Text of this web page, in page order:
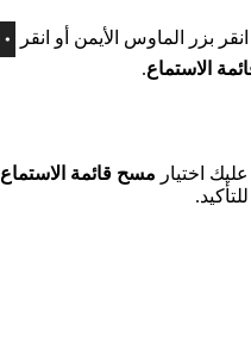
بزر الماوس الأيمن أو انقر
الاستماع.
اختيار مسح قائمة الاستماع
للتأكيد.